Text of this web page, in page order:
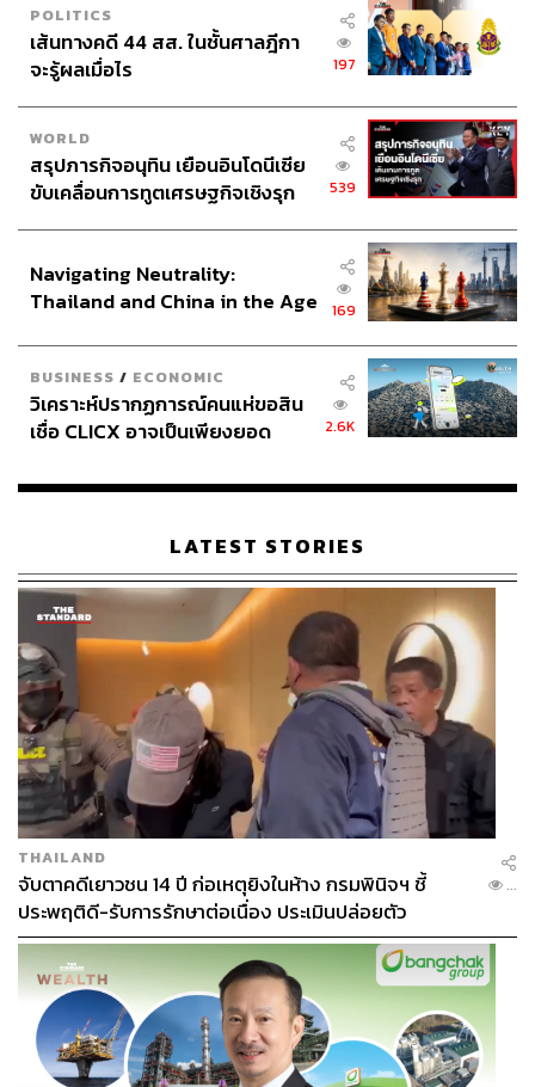
POLITICS
เส้นทางคดี 44 สส. ในชั้นศาลฎีกา
จะรู้ผลเมื่อไร
197
WORLD
สรุปภารกิจอนุทิน เยือนอินโดนีเซีย
ขับเคลื่อนการทูตเศรษฐกิจเชิงรุก
539
Navigating Neutrality:
Thailand and China in the Age
169
BUSINESS / ECONOMIC
วิเคราะห์ปรากฏการณ์คนแห่ขอสิน
เชื่อ CLICX อาจเป็นเพียงยอด
เรือนไทยที่ถูกซุกไว้
2.6K
LATEST STORIES
THAILAND
จับตาคดีเยาวชน 14 ปี ก่อเหตุยิงในห้าง กรมพินิจฯ ชี้
ประพฤติดี-รับการรักษาต่อเนื่อง ประเมินปล่อยตัว
...